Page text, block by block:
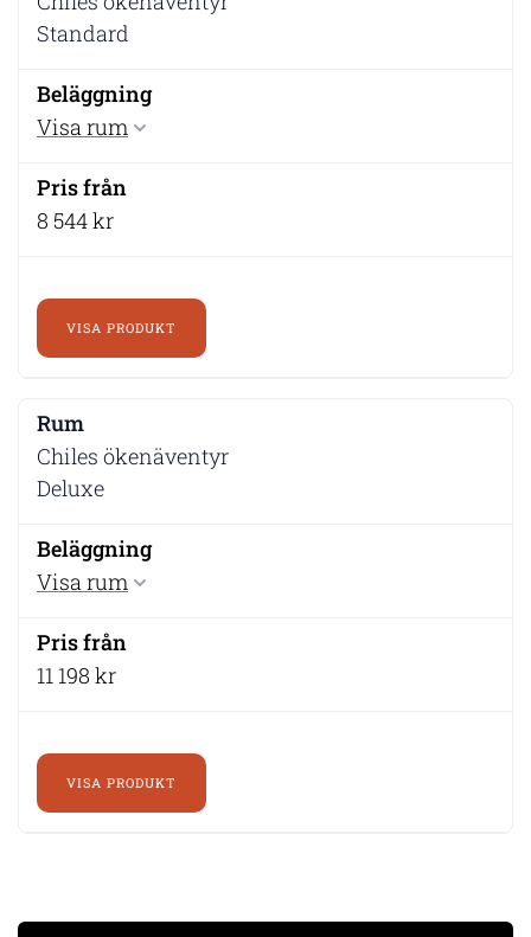
Standard
Visa rum
8 544 kr
VISA PRODUKT
Chiles ökenäventyr
Deluxe
Visa rum
11 198 kr
VISA PRODUKT